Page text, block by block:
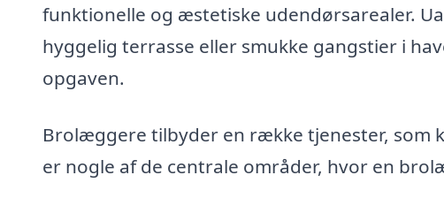
funktionelle og æstetiske udendørsarealer.
hyggelig terrasse eller smukke gangstier i
opgaven.
Brolæggere tilbyder en række tjenester, som
er nogle af de centrale områder, hvor en